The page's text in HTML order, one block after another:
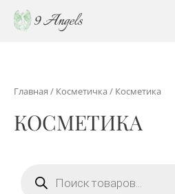
Перейти
содержимому
Главная / Косметичка / Косметика
КОСМЕТИКА
товаров